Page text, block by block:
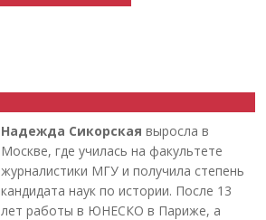
Надежда Сикорская выросла в
Москве, где училась на факультете
журналистики МГУ и получила степень
кандидата наук по истории. После 13
лет работы в ЮНЕСКО в Париже, а